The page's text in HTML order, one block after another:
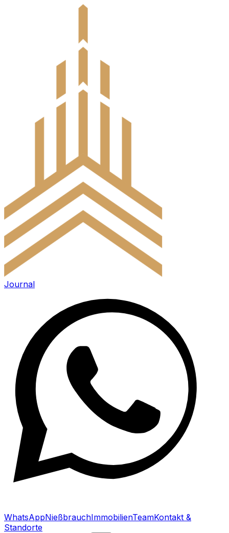
Journal
WhatsAppNießbrauchImmobilienTeamKontakt &
Standorte